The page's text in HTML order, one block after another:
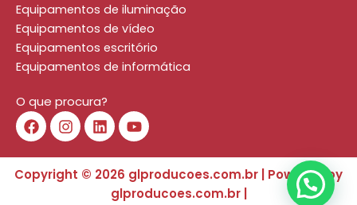
Equipamentos de iluminação
Equipamentos de vídeo
Equipamentos escritório
Equipamentos de informática
O que procura?
F
a
e
b
I
n
t
a
L
i
k
e
Y
o
t
u
b
Copyright © 2026 glproducoes.com.br | Powered by
glproducoes.com.br |